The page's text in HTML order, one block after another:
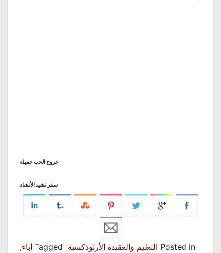
جروح الحب جميلة
سفر نشيد الأنشاد
Posted in التعليم والعقيدة الأرثوذكسية Tagged أباء,